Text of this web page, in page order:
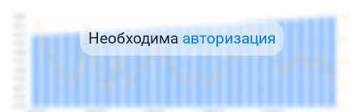
Необходима авторизация